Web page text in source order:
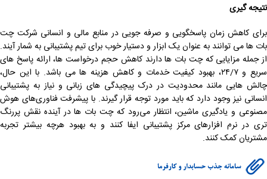
نتیجه ‌گیری
برای کاهش زمان پاسخگویی و صرفه جویی در منابع مالی و انسانی شرکت چت
بات‌ ها می توانند به عنوان یک ابزار و دستیار خوب برای تیم پشتیبانی به شمار آیند.
از جمله مزایایی که چت بات ها دارند کاهش حجم درخواست‌ ها، ارائه پاسخ ‌های
سریع و ۲۴/۷، بهبود کیفیت خدمات و کاهش هزینه ‌ها می باشد. با این حال،
چالش ‌هایی مانند محدودیت در درک پیچیدگی ‌های زبانی و نیاز به پشتیبانی
انسانی نیز وجود دارد که باید مورد توجه قرار گیرند. با پیشرفت فناوری‌های هوش
مصنوعی و یادگیری ماشین، انتظار می‌رود که چت بات ‌ها در آینده نقش پررنگ
‌تری در نرم ‌افزارهای مرکز پشتیبانی ایفا کنند و به بهبود هرچه بیشتر تجربه
مشتریان کمک کنند.